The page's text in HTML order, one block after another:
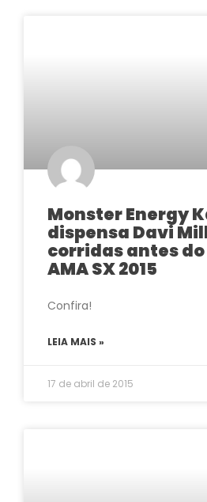
Monster Energy
dispensa Davi
corridas antes
AMA SX 2015
Confira!
LEIA MAIS »
17 de abril de 2015